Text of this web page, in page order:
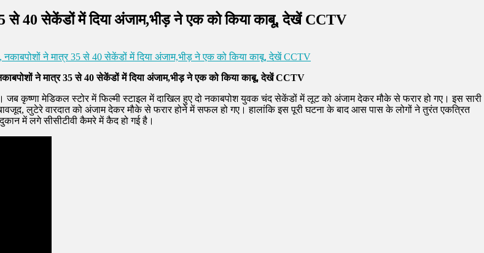
से 40 सेकेंडों में दिया अंजाम,भीड़ ने एक को किया काबू, देखें CCTV
ने मात्र 35 से 40 सेकेंडों में दिया अंजाम,भीड़ ने एक को किया काबू, देखें CCTV
ने मात्र 35 से 40 सेकेंडों में दिया अंजाम,भीड़ ने एक को किया काबू, देखें CCTV
कृष्णा मेडिकल स्टोर में फिल्मी स्टाइल में दाखिल हुए दो नकाबपोश युवक चंद सेकेंडों में लूट को अंजाम देकर मौके से फरार हो गए। इस सारी
लुटेरे वारदात को अंजाम देकर मौके से फरार होने में सफल हो गए। हालांकि इस पूरी घटना के बाद आस पास के लोगों ने तुरंत एकत्रित
में लगे सीसीटीवी कैमरे में कैद हो गई है।